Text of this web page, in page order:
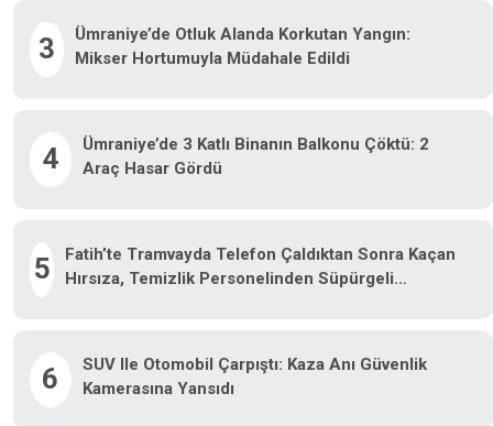
3
Ümraniye’de Otluk Alanda Korkutan Yangın:
Mikser Hortumuyla Müdahale Edildi
4
Ümraniye’de 3 Katlı Binanın Balkonu Çöktü: 2
Araç Hasar Gördü
5
Fatih’te Tramvayda Telefon Çaldıktan Sonra Kaçan
Hırsıza, Temizlik Personelinden Süpürgeli
6
SUV Ile Otomobil Çarpıştı: Kaza Anı Güvenlik
Kamerasına Yansıdı